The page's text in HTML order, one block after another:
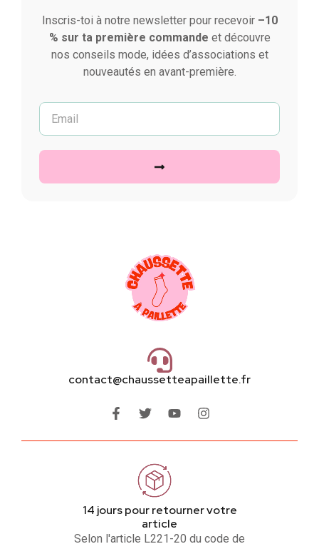
Inscris-toi à notre newsletter pour recevoir –10
% sur ta première commande et découvre
nos conseils mode, idées d’associations et
nouveautés en avant-première.
contact@chaussetteapaillette.fr
14 jours pour retourner votre
article
Selon l'article L221-20 du code de